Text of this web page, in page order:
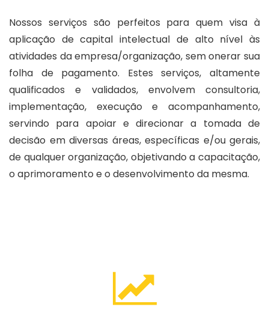
Nossos serviços são perfeitos para quem visa à
aplicação de capital intelectual de alto nível às
atividades da empresa/organização, sem onerar sua
folha de pagamento. Estes serviços, altamente
qualificados e validados, envolvem consultoria,
implementação, execução e acompanhamento,
servindo para apoiar e direcionar a tomada de
decisão em diversas áreas, específicas e/ou gerais,
de qualquer organização, objetivando a capacitação,
o aprimoramento e o desenvolvimento da mesma.